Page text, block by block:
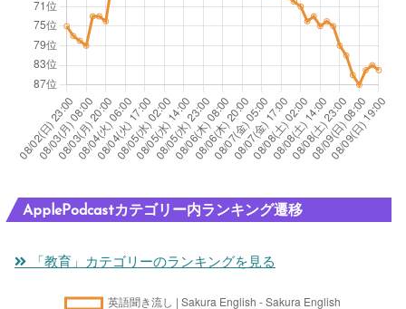
ApplePodcastカテゴリー内ランキング遷移
「教育」カテゴリーのランキングを見る